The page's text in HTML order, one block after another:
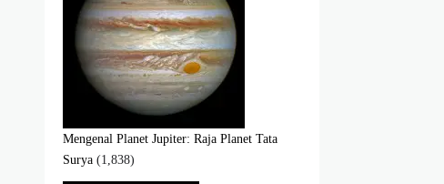
Mengenal Planet Jupiter: Raja Planet Tata
Surya (1,838)